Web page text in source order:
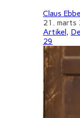
Claus
21. marts
Artikel,
29